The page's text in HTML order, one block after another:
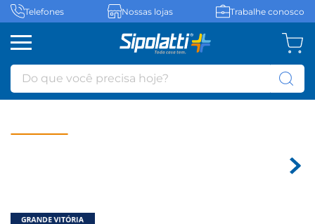
Telefones Nossas lojas Trabalhe conosco
Do que você precisa hoje?